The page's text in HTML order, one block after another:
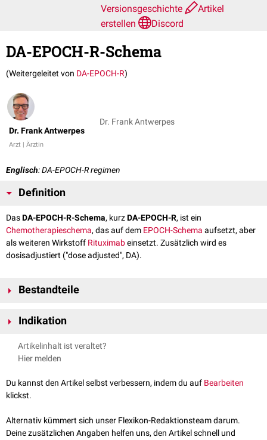
Versionsgeschichte
Artikel
erstellen
Discord
DA-EPOCH-R-Schema
(Weitergeleitet von DA-EPOCH-R)
Dr. Frank Antwerpes
Arzt | Ärztin
Dr. Frank Antwerpes
Englisch: DA-EPOCH-R regimen
Definition
DasDA-EPOCH-R-Schema, kurzDA-EPOCH-R, ist ein
Chemotherapieschema, das auf dem EPOCH-Schema aufsetzt, aber
als weiteren Wirkstoff Rituximabeinsetzt. Zusätzlich wird es
dosisadjustiert ("dose adjusted", DA).
Bestandteile
folgendenArzneistoffen
P:Prednison, Prednisolon
O: Vincristinwie Oncovin
H:Hydroxydaunorubicinaka Doxorubicin (Anthracyclin)
R:Rituximab
Indikation
Non-Hodgkin-Lymphome
primär mediastinale B-Zell-Lymphom
Artikelinhalt ist veraltet?
Hier melden
Du kannst den Artikel selbst verbessern, indem du auf Bearbeiten
klickst.
Alternativ kümmert sich unser Flexikon-Redaktionsteam darum.
Deine zusätzlichen Angaben helfen uns, den Artikel schnell und